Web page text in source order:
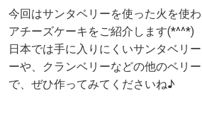
今回はサンタベリーを使った火を使
アチーズケーキをご紹介します(*^^*)
日本では手に入りにくいサンタベリ
ーや、クランベリーなどの他のベリ
で、ぜひ作ってみてくださいね♪